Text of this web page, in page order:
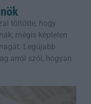
töltötte, hogy
mégis képtelen
Legújabb
arról szól, hogyan